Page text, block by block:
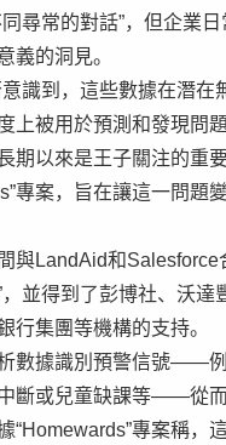
尋常的對話”，但企業
義的洞見。
識到，這些數據在潛在
上被用於預測和發現問題
期以來是王子關注的重
專案，旨在讓這一問題
與LandAid和Salesforce
並得到了彭博社、沃達
行集團等機構的支持。
數據識別預警信號——
斷或兒童缺課等——從
“Homewards”專案稱，